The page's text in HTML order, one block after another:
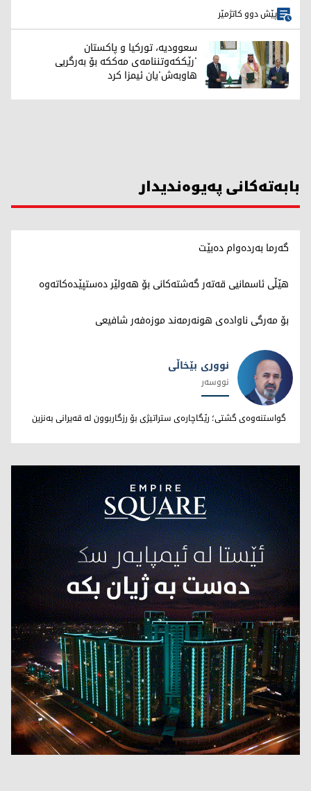
پێش دوو کاتژمێر
سعوودیە، تورکیا و پاکستان
'رێککەوتننامەی مەککە بۆ بەرگریی
هاوبەش'یان ئیمزا کرد
بابەتەکانی پەیوەندیدار
گەرما بەردەوام دەبێت
هێڵی ئاسمانیی قەتەر گەشتەکانی بۆ هەولێر دەستپێدەکاتەوە
بۆ مەرگی ناوادەی هونەرمەند موزەفەر شافیعی
نووری بێخاڵی
نووری بێخاڵی
نووسەر
گواستنەوەی گشتی؛ رێگاچارەی ستراتیژی بۆ رزگاربوون لە قەیرانی بەنزین